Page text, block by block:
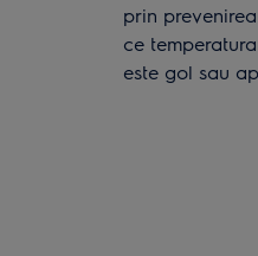
prin
ce
este gol sau